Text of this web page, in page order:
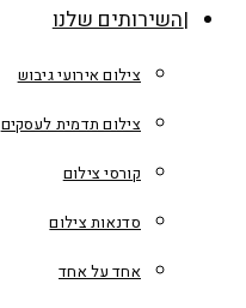
השירותים שלנו
צילום אירועי גיבוש
צילום תדמית לעסקים
קורסי צילום
סדנאות צילום
אחד על אחד